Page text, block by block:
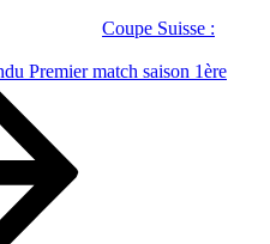
Coupe Suisse :
Premier match saison 1ère